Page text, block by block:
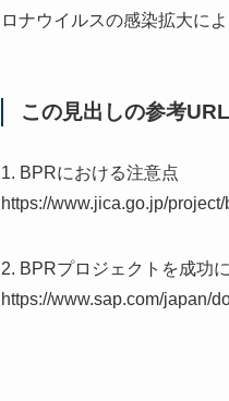
ロナウイルスの感染拡大に
この見出しの参考URL
1. BPRにおける注意点
https://www.jica.go.jp/
2. BPRプロジェクトを成功
https://www.sap.com/japan/